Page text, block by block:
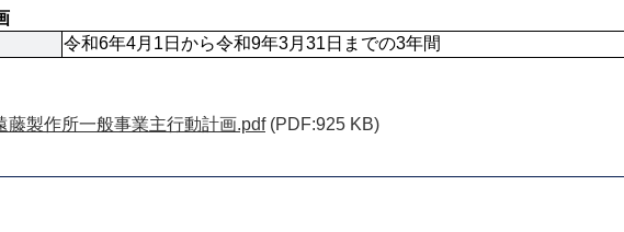
令和6年4月1日から令和9年3月31日までの3年間
藤製作所一般事業主行動計画.pdf (PDF:925 KB)